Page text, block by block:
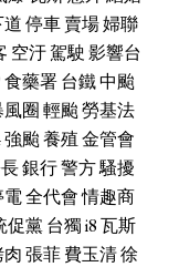
停車賣場婦聯
空汙駕駛影響台
食藥署台鐵中颱
風圈輕颱勞基法
強颱養殖金管會
銀行警方騷擾
電全代會情趣商
促黨台獨i8瓦斯
張菲費玉清徐